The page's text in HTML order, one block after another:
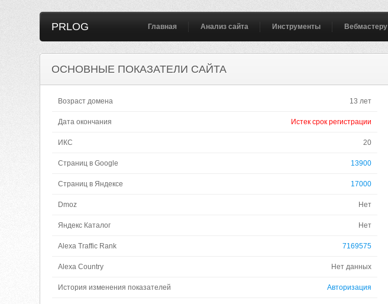
PRLOG Главная Анализ сайта Инструменты Вебмастеру
ОСНОВНЫЕ ПОКАЗАТЕЛИ САЙТА
Возраст домена 13 лет
Дата окончания Истек срок регистрации
ИКС 20
Страниц в Google 13900
Страниц в Яндексе 17000
Dmoz Нет
Яндекс Каталог Нет
Alexa Traffic Rank 7169575
Alexa Country Нет данных
История изменения показателей Авторизация